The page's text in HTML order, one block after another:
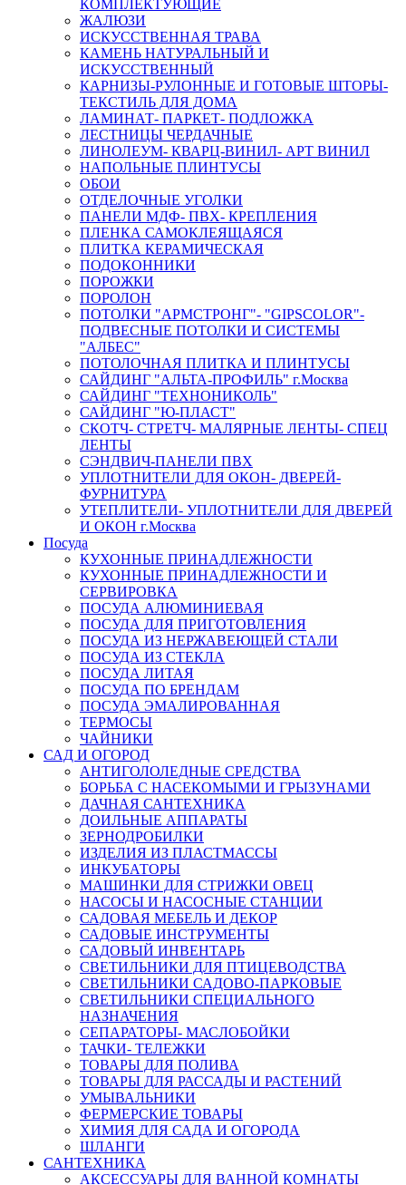
КОМПЛЕКТУЮЩИЕ
ЖАЛЮЗИ
ИСКУССТВЕННАЯ ТРАВА
КАМЕНЬ НАТУРАЛЬНЫЙ И
ИСКУССТВЕННЫЙ
КАРНИЗЫ-РУЛОННЫЕ И ГОТОВЫЕ ШТОРЫ-
ТЕКСТИЛЬ ДЛЯ ДОМА
ЛАМИНАТ- ПАРКЕТ- ПОДЛОЖКА
ЛЕСТНИЦЫ ЧЕРДАЧНЫЕ
ЛИНОЛЕУМ- КВАРЦ-ВИНИЛ- АРТ ВИНИЛ
НАПОЛЬНЫЕ ПЛИНТУСЫ
ОБОИ
ОТДЕЛОЧНЫЕ УГОЛКИ
ПАНЕЛИ МДФ- ПВХ- КРЕПЛЕНИЯ
ПЛЕНКА САМОКЛЕЯЩАЯСЯ
ПЛИТКА КЕРАМИЧЕСКАЯ
ПОДОКОННИКИ
ПОРОЖКИ
ПОРОЛОН
ПОТОЛКИ "АРМСТРОНГ"- "GIPSCOLOR"-
ПОДВЕСНЫЕ ПОТОЛКИ И СИСТЕМЫ
"АЛБЕС"
ПОТОЛОЧНАЯ ПЛИТКА И ПЛИНТУСЫ
САЙДИНГ "АЛЬТА-ПРОФИЛЬ" г.Москва
САЙДИНГ "ТЕХНОНИКОЛЬ"
САЙДИНГ "Ю-ПЛАСТ"
СКОТЧ- СТРЕТЧ- МАЛЯРНЫЕ ЛЕНТЫ- СПЕЦ
ЛЕНТЫ
СЭНДВИЧ-ПАНЕЛИ ПВХ
УПЛОТНИТЕЛИ ДЛЯ ОКОН- ДВЕРЕЙ-
ФУРНИТУРА
УТЕПЛИТЕЛИ- УПЛОТНИТЕЛИ ДЛЯ ДВЕРЕЙ
И ОКОН г.Москва
Посуда
КУХОННЫЕ ПРИНАДЛЕЖНОСТИ
КУХОННЫЕ ПРИНАДЛЕЖНОСТИ И
СЕРВИРОВКА
ПОСУДА АЛЮМИНИЕВАЯ
ПОСУДА ДЛЯ ПРИГОТОВЛЕНИЯ
ПОСУДА ИЗ НЕРЖАВЕЮЩЕЙ СТАЛИ
ПОСУДА ИЗ СТЕКЛА
ПОСУДА ЛИТАЯ
ПОСУДА ПО БРЕНДАМ
ПОСУДА ЭМАЛИРОВАННАЯ
ТЕРМОСЫ
ЧАЙНИКИ
САД И ОГОРОД
АНТИГОЛОЛЕДНЫЕ СРЕДСТВА
БОРЬБА С НАСЕКОМЫМИ И ГРЫЗУНАМИ
ДАЧНАЯ САНТЕХНИКА
ДОИЛЬНЫЕ АППАРАТЫ
ЗЕРНОДРОБИЛКИ
ИЗДЕЛИЯ ИЗ ПЛАСТМАССЫ
ИНКУБАТОРЫ
МАШИНКИ ДЛЯ СТРИЖКИ ОВЕЦ
НАСОСЫ И НАСОСНЫЕ СТАНЦИИ
САДОВАЯ МЕБЕЛЬ И ДЕКОР
САДОВЫЕ ИНСТРУМЕНТЫ
САДОВЫЙ ИНВЕНТАРЬ
СВЕТИЛЬНИКИ ДЛЯ ПТИЦЕВОДСТВА
СВЕТИЛЬНИКИ САДОВО-ПАРКОВЫЕ
СВЕТИЛЬНИКИ СПЕЦИАЛЬНОГО
НАЗНАЧЕНИЯ
СЕПАРАТОРЫ- МАСЛОБОЙКИ
ТАЧКИ- ТЕЛЕЖКИ
ТОВАРЫ ДЛЯ ПОЛИВА
ТОВАРЫ ДЛЯ РАССАДЫ И РАСТЕНИЙ
УМЫВАЛЬНИКИ
ФЕРМЕРСКИЕ ТОВАРЫ
ХИМИЯ ДЛЯ САДА И ОГОРОДА
ШЛАНГИ
САНТЕХНИКА
АКСЕССУАРЫ ДЛЯ ВАННОЙ КОМНАТЫ